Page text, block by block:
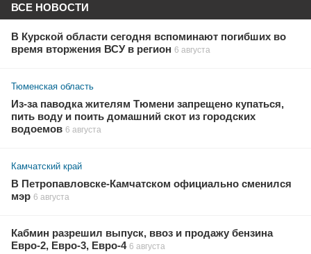
ВСЕ НОВОСТИ
В Курской области сегодня вспоминают погибших во
время вторжения ВСУ в регион 6 августа
Тюменская область
Из-за паводка жителям Тюмени запрещено купаться,
пить воду и поить домашний скот из городских
водоемов 6 августа
Камчатский край
В Петропавловске-Камчатском официально сменился
мэр 6 августа
Кабмин разрешил выпуск, ввоз и продажу бензина
Евро-2, Евро-3, Евро-4 6 августа